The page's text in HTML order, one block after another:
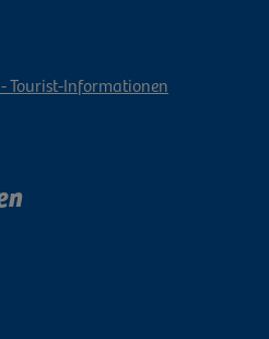
Tourist-Informationen